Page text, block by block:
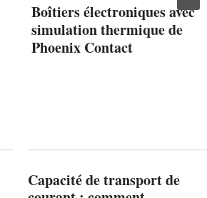
Boîtiers électroniques avec
simulation thermique de
Phoenix Contact
Capacité de transport de